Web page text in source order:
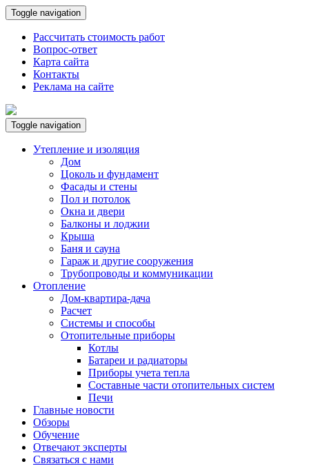
Toggle navigation
Рассчитать стоимость работ
Вопрос-ответ
Карта сайта
Контакты
Реклама на сайте
Toggle navigation
Утепление и изоляция
Дом
Цоколь и фундамент
Фасады и стены
Пол и потолок
Окна и двери
Балконы и лоджии
Крыша
Баня и сауна
Гараж и другие сооружения
Трубопроводы и коммуникации
Отопление
Дом-квартира-дача
Расчет
Системы и способы
Отопительные приборы
Котлы
Батареи и радиаторы
Приборы учета тепла
Составные части отопительных систем
Печи
Главные новости
Обзоры
Обучение
Отвечают эксперты
Связаться с нами